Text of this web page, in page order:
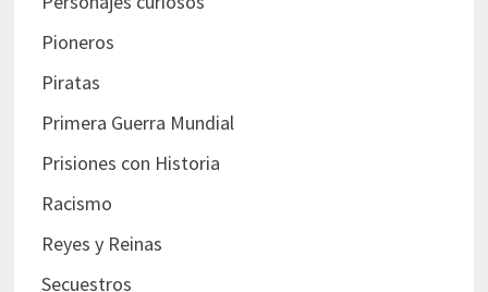
Pioneros
Piratas
Primera Guerra Mundial
Prisiones con Historia
Racismo
Reyes y Reinas
Secuestros